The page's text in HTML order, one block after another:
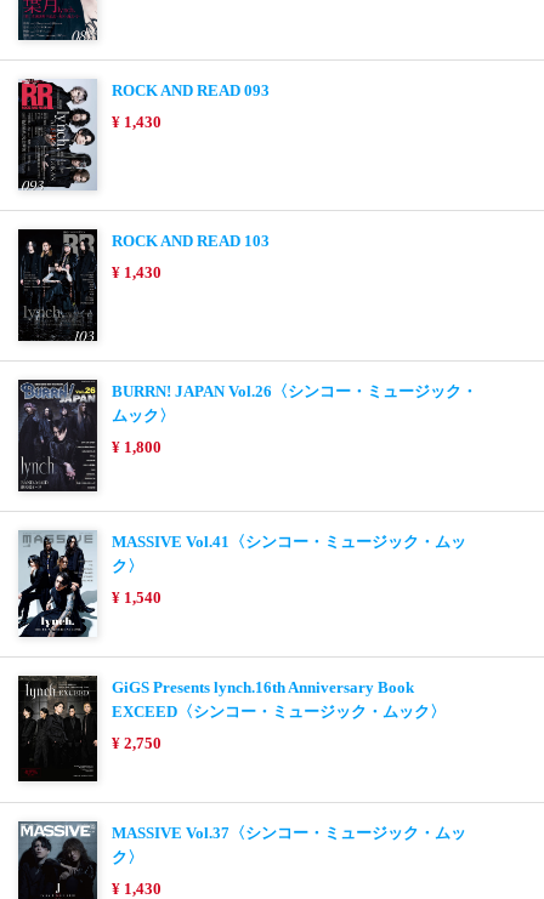
ROCK AND READ 093
¥ 1,430
ROCK AND READ 103
¥ 1,430
BURRN! JAPAN Vol.26〈シンコー・ミュージック・
ムック〉
¥ 1,800
MASSIVE Vol.41〈シンコー・ミュージック・ムッ
ク〉
¥ 1,540
GiGS Presents lynch.16th Anniversary Book
EXCEED〈シンコー・ミュージック・ムック〉
¥ 2,750
MASSIVE Vol.37〈シンコー・ミュージック・ムッ
ク〉
¥ 1,430